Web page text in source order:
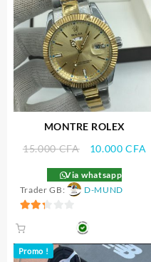
MONTRE ROLEX
15.000CFA
Le
initial
était :
10.000CFA
Via whatsapp
Trader GB:
D-MUND
sur 5
Promo !